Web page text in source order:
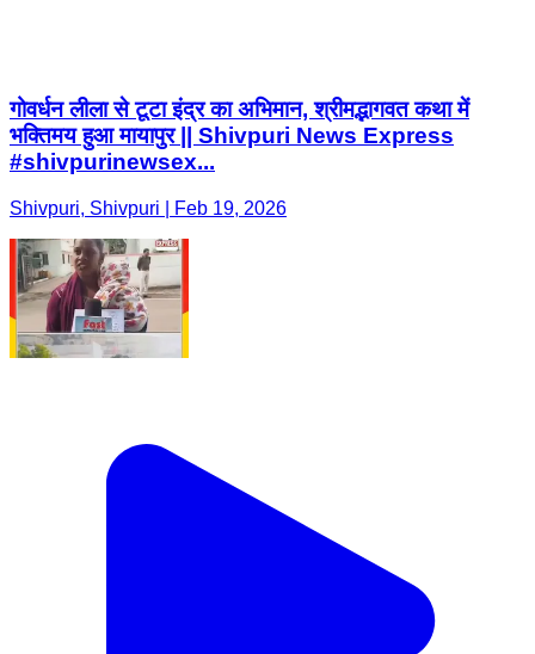
गोवर्धन लीला से टूटा इंद्र का अभिमान, श्रीमद्भागवत कथा में
भक्तिमय हुआ मायापुर || Shivpuri News Express
#shivpurinewsex...
Shivpuri, Shivpuri | Feb 19, 2026